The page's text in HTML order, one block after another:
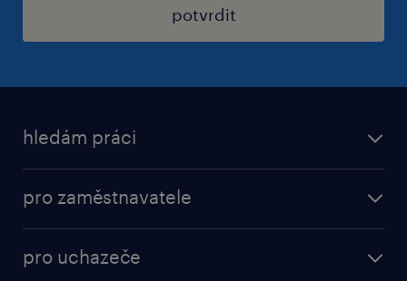
potvrdit
hledám práci
práce v Amazon
pro zaměstnavatele
professional
pro uchazeče